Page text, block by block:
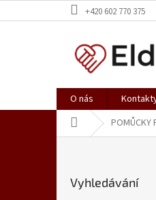
na
+420 602 770 375
O nás
Domů POMŮCKY
Vyhledávání